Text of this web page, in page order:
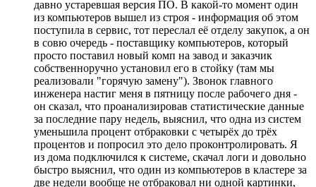
давно устаревшая версия ПО. В какой-то момент один
из компьютеров вышел из строя - информация об этом
поступила в сервис, тот переслал её отделу закупок, а он
в совю очередь - поставщику компьютеров, который
просто поставил новый комп на завод и заказчик
собственноручно установил его в стойку (там мы
реализовали "горячую замену"). Звонок главного
инженера настиг меня в пятницу после рабочего дня -
он сказал, что проанализировав статистические данные
за последние пару недель, выяснил, что одна из систем
уменьшила процент отбраковки с четырёх до трёх
процентов и попросил это дело проконтролировать. Я
из дома подключился к системе, скачал логи и довольно
быстро выяснил, что один из компьютеров в кластере за
две недели вообще не отбраковал ни одной картинки,